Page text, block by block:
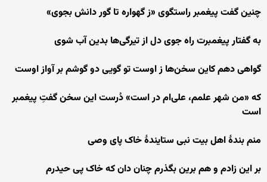
چنین گفت پیغمبر راستگوی «ز گهواره تا گور دانش بجوی»
به گفتار پیغمبرت راه جوی دل از تیرگی‌ها بدین آب شوی
گواهی دهم کاین سخن‌ها ز اوست تو گویی دو گوشم بر آواز اوست
که «من شهر علمم، علی‌ام در است» دُرست این سخن گفتِ پیغمبر
است
منم بندهٔ اهل بیت نبی ستایندهٔ خاک پای وصی
بر این زادم و هم برین بگذرم چنان دان که خاک پی حیدرم